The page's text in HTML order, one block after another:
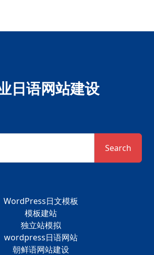
日语网站建设
Search
WordPress日文模板
模板建站
独立站模拟
wordpress日语网站
朝鲜语网站建设